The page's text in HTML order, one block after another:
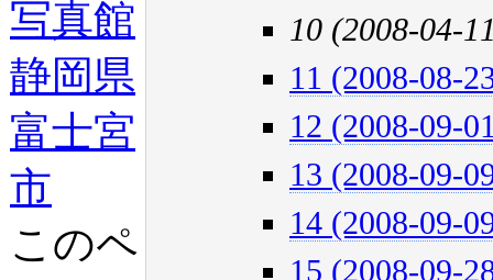
このペ
10 (2008-04-
11 (2008-08-
12 (2008-09-
13 (2008-09-
14 (2008-09-
15 (2008-09-